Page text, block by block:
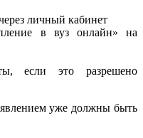
личный кабинет
в вуз онлайн» на
если это разрешено
уже должны быть